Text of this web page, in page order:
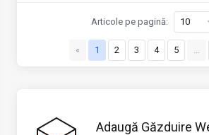
« 1 2 3 4 5 …
Articole pe pagină:
Adaugă Găzduire